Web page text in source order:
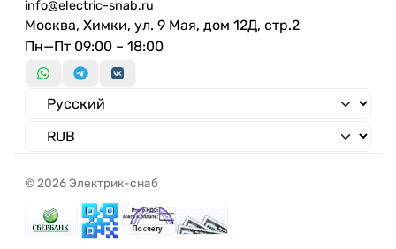
info@electric-snab.ru
Москва, Химки, ул. 9 Мая, дом 12Д, стр.2
Пн—Пт 09:00 – 18:00
© 2026 Электрик-снаб